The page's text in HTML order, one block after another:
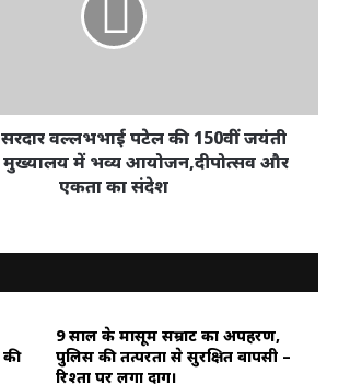
सरदार वल्लभभाई पटेल की 150वीं जयंती
मुख्यालय में भव्य आयोजन,दीपोत्सव और
एकता का संदेश
की
9 साल के मासूम सम्राट का अपहरण,
पुलिस की तत्परता से सुरक्षित वापसी –
रिश्तों पर लगा दाग।